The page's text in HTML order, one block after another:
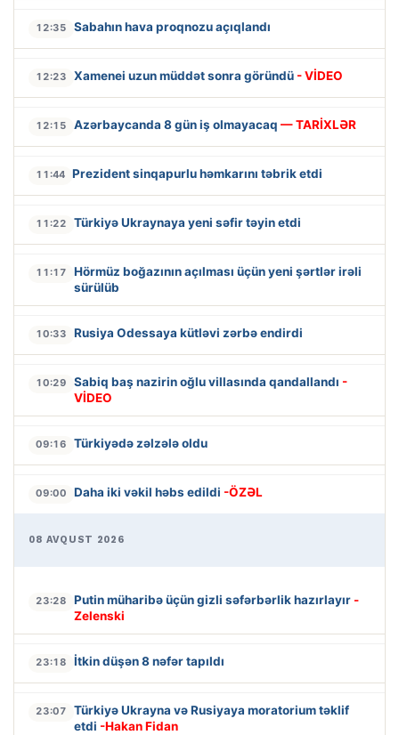
12:35 Sabahın hava proqnozu açıqlandı
12:23 Xamenei uzun müddət sonra göründü - VİDEO
12:15 Azərbaycanda 8 gün iş olmayacaq — TARİXLƏR
11:44 Prezident sinqapurlu həmkarını təbrik etdi
11:22 Türkiyə Ukraynaya yeni səfir təyin etdi
11:17
Hörmüz boğazının açılması üçün yeni şərtlər irəli
sürülüb
10:33 Rusiya Odessaya kütləvi zərbə endirdi
10:29 Sabiq baş nazirin oğlu villasında qandallandı -
VİDEO
09:16 Türkiyədə zəlzələ oldu
09:00 Daha iki vəkil həbs edildi -ÖZƏL
08 AVQUST 2026
23:28 Putin müharibə üçün gizli səfərbərlik hazırlayır -
Zelenski
23:18 İtkin düşən 8 nəfər tapıldı
23:07
Türkiyə Ukrayna və Rusiyaya moratorium təklif
etdi -Hakan Fidan